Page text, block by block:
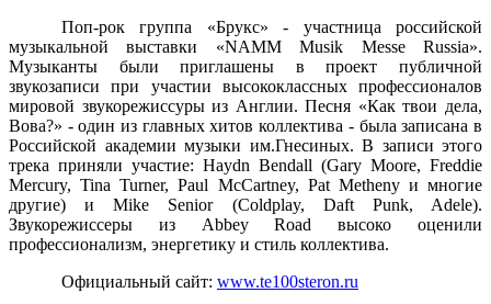
Поп-рок группа «Брукс» - участница российской
музыкальной выставки «NAMMMusik Messe Russia».
Музыканты были приглашены в проект публичной
звукозаписи при участии высококлассных профессионалов
мировой звукорежиссуры из Англии. Песня «Как твои дела,
Вова?» - один из главных хитов коллектива - была записана в
Российской академии музыки им.Гнесиных. В записи этого
трека приняли участие: Haydn Bendall (Gary Moore, Freddie
Mercury, Tina Turner, Paul McCartney, Pat Metheny и многие
другие) и Mike Senior (Coldplay, Daft Punk, Adele).
Звукорежиссеры из Abbey Road высоко оценили
профессионализм, энергетику и стиль коллектива.
Официальный сайт: www.te100steron.ru